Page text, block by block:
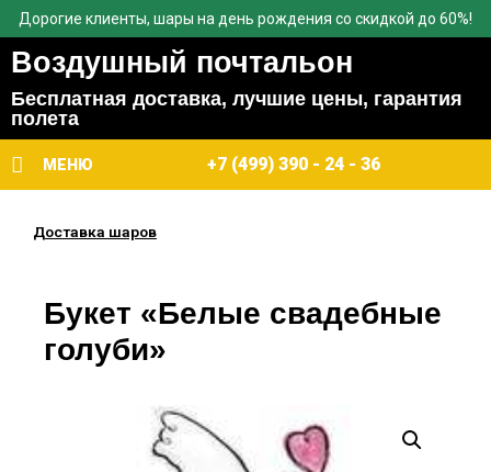
Дорогие клиенты, шары на день рождения со скидкой до 60%!
Воздушный почтальон
Бесплатная доставка, лучшие цены, гарантия
полета
МЕНЮ +7 (499) 390 - 24 - 36
Доставка шаров
Букет «Белые свадебные
голуби»